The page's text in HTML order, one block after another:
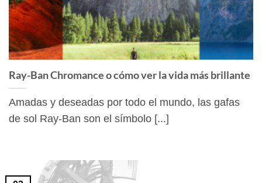
Ray-Ban Chromance o cómo ver la vida más brillante
Amadas y deseadas por todo el mundo, las gafas
de sol Ray-Ban son el símbolo [...]